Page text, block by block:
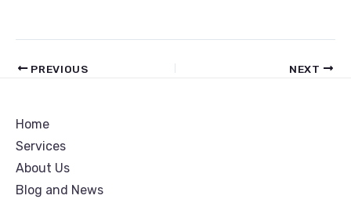
PREVIOUS NEXT
Home
Services
About Us
Blog and News